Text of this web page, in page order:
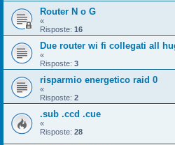
Router N o G
«
Risposte: 16
Due router wi fi collegati all
«
Risposte: 3
risparmio energetico raid 0
«
Risposte: 2
.sub .ccd .cue
«
Risposte: 28